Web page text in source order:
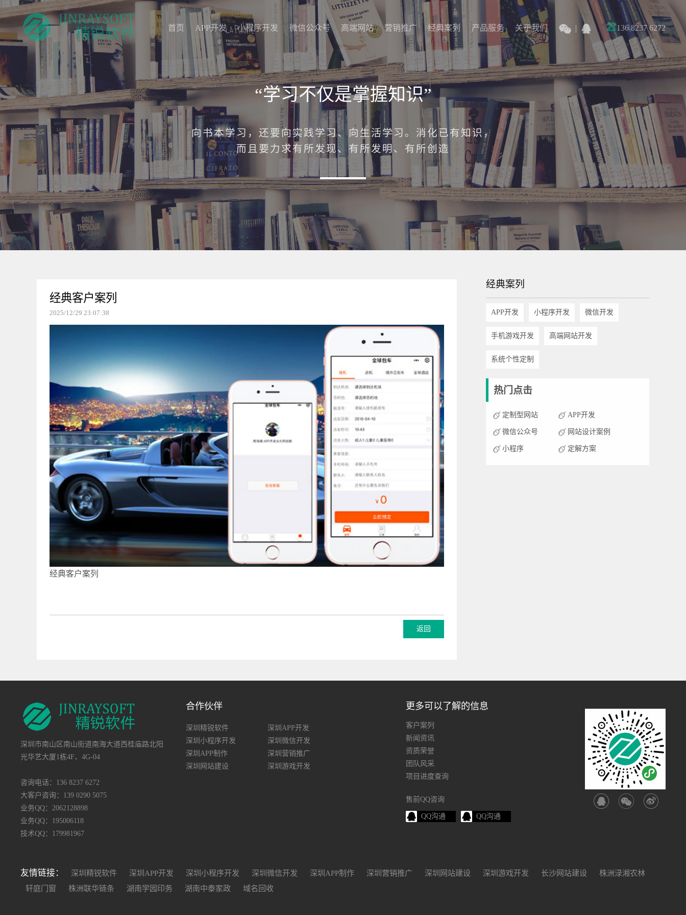
136 8237 6272
关于我们
关于我们
产品服务
产品服务
经典案列
经典案列
营销推广
营销推广
高端网站
高端网站
微信公众号
微信公众号
小程序开发
小程序开发
APP开发
APP开发
首页
“学习不仅是掌握知识”
向书本学习，还要向实践学习、向生活学习。消化已有知识，
而且要力求有所发现、有所发明、有所创造
经典客户案列
2025/12/29 23:07:38
经典客户案列
经典案列
APP开发 小程序开发 微信开发
手机游戏开发 高端网站开发
系统个性定制
热门点击
定制型网站 APP开发
微信公众号 网站设计案例
小程序 定解方案
深圳市南山区南山街道南海大道西桂庙路北阳
光华艺大厦1栋4F、4G-04
咨询电话：136 8237 6272
大客户咨询：139 0290 5075
业务QQ：2062128898
业务QQ：195006118
技术QQ：179981967
合作伙伴
深圳精锐软件
深圳APP开发
深圳小程序开发
深圳微信开发
深圳APP制作
深圳营销推广
深圳网站建设
深圳游戏开发
更多可以了解的信息
客户案列
新闻资讯
资质荣誉
团队风采
项目进度查询
售前QQ咨询
QQ沟通 QQ沟通
友情链接： 深圳精锐软件 深圳APP开发 深圳小程序开发 深圳微信开发 深圳APP制作 深圳营销推广 深圳网站建设 深圳游戏开发 长沙网站建设
株洲渌湘农林
轩庭门窗
株洲联华链条 湖南学园印务 湖南中泰家政 域名回收